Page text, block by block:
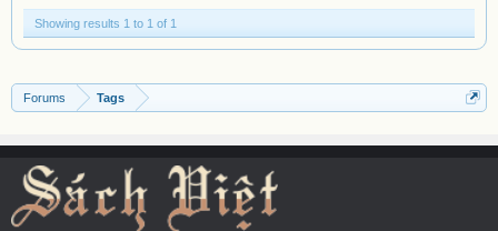
Showing results 1 to 1 of 1
Forums Tags